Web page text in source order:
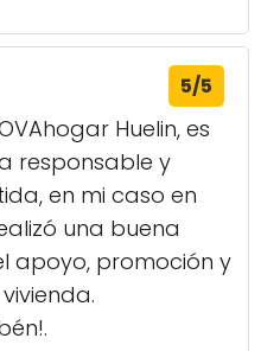
5/5
Huelin, es
responsable y
en mi caso en
una buena
apoyo, promoción y